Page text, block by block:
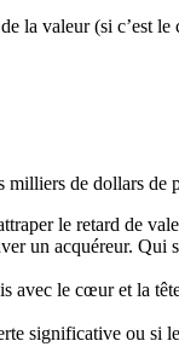
la valeur (si c’est
de dollars de
le retard de
un acquéreur.
avec le cœur et la
significative ou si